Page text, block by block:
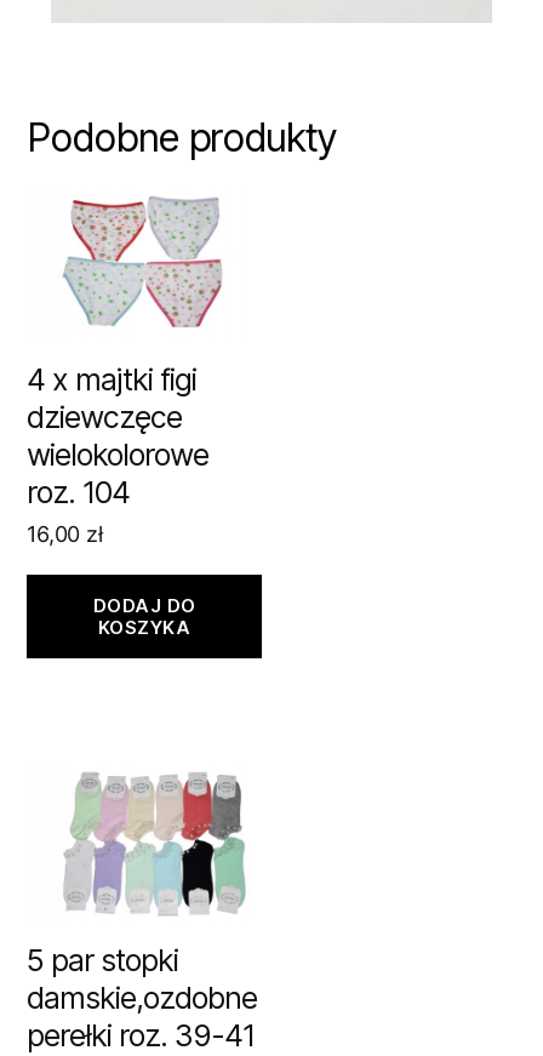
Podobne produkty
4 x majtki figi
dziewczęce
wielokolorowe
roz. 104
16,00 zł
DODAJ DO
KOSZYKA
5 par stopki
damskie,ozdobne
perełki roz. 39-41